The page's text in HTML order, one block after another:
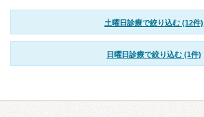
土曜日診療で絞り込む (12件)
日曜日診療で絞り込む (1件)